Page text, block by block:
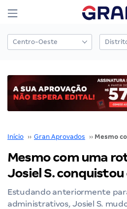
Início ›› Gran Aprovados ››
Mesmo com uma
Josiel S. conquistou
Estudando anteriormente
administrativos, Josiel S.